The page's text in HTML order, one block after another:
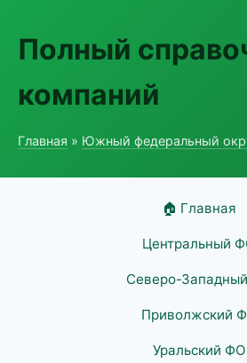
Полный
компаний
Главная » Южный федеральный
🏠 Главная
Центральный
Северо-
Приволжский
Уральский ФО